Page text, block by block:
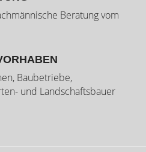
Beratung vom
Baubetriebe,
und Landschaftsbauer